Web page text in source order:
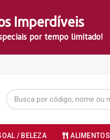
Imperdíveis
por tempo limitado!
/ BELEZA ALIMENTOS